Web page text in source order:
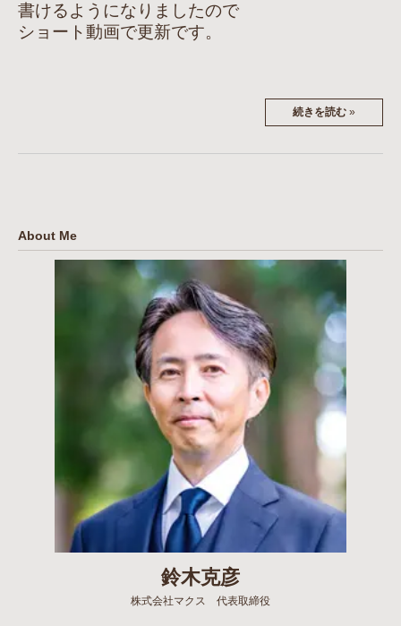
書けるようになりましたので
ショート動画で更新です。
続きを読む »
About Me
鈴木克彦
株式会社マクス 代表取締役